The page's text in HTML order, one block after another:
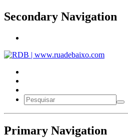
Secondary Navigation
Primary Navigation